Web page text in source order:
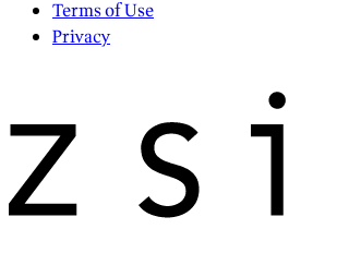
Terms of Use
Privacy